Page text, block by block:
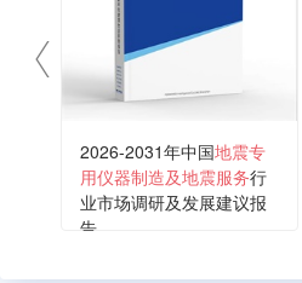
2026-2031年中国地震专
用仪器制造及地震服务行
业市场调研及发展建议报
告